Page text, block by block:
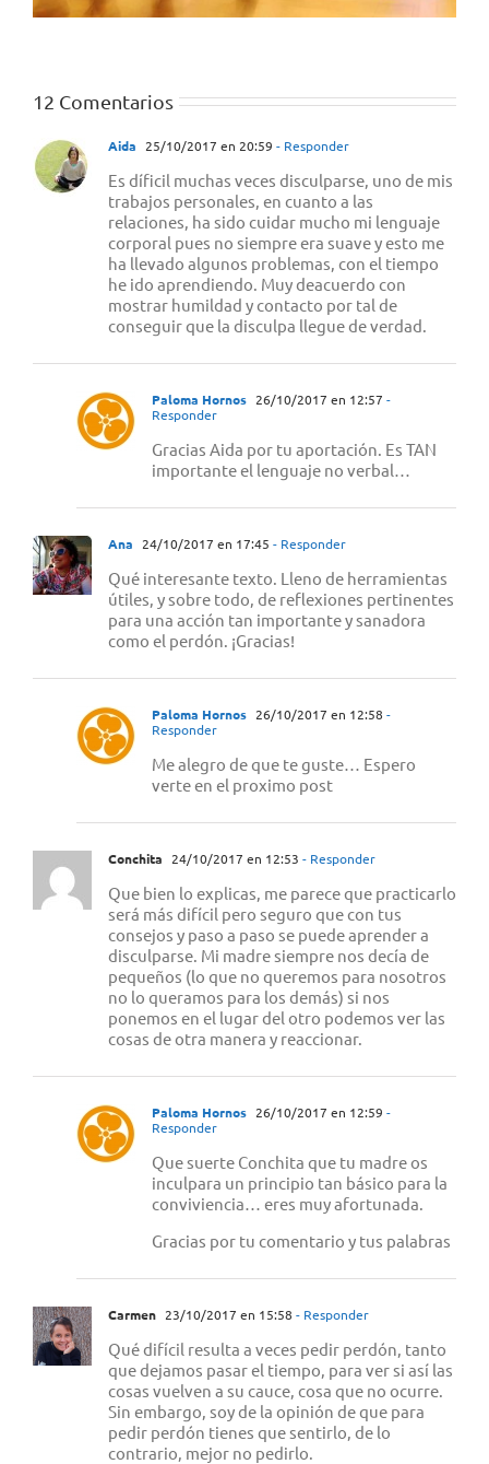
12 Comentarios
Aida 25/10/2017 en 20:59 - Responder
Es díficil muchas veces disculparse, uno de mis
trabajos personales, en cuanto a las
relaciones, ha sido cuidar mucho mi lenguaje
corporal pues no siempre era suave y esto me
ha llevado algunos problemas, con el tiempo
he ido aprendiendo. Muy deacuerdo con
mostrar humildad y contacto por tal de
conseguir que la disculpa llegue de verdad.
Paloma Hornos 26/10/2017 en 12:57 -
Responder
Gracias Aida por tu aportación. Es TAN
importante el lenguaje no verbal…
Ana 24/10/2017 en 17:45 - Responder
Qué interesante texto. Lleno de herramientas
útiles, y sobre todo, de reflexiones pertinentes
para una acción tan importante y sanadora
como el perdón. ¡Gracias!
Paloma Hornos 26/10/2017 en 12:58 -
Responder
Me alegro de que te guste… Espero
verte en el proximo post
Conchita 24/10/2017 en 12:53 - Responder
Que bien lo explicas, me parece que practicarlo
será más difícil pero seguro que con tus
consejos y paso a paso se puede aprender a
disculparse. Mi madre siempre nos decía de
pequeños (lo que no queremos para nosotros
no lo queramos para los demás) si nos
ponemos en el lugar del otro podemos ver las
cosas de otra manera y reaccionar.
Paloma Hornos 26/10/2017 en 12:59 -
Responder
Que suerte Conchita que tu madre os
inculpara un principio tan básico para la
conviviencia… eres muy afortunada.
Gracias por tu comentario y tus palabras
Carmen 23/10/2017 en 15:58 - Responder
Qué difícil resulta a veces pedir perdón, tanto
que dejamos pasar el tiempo, para ver si así las
cosas vuelven a su cauce, cosa que no ocurre.
Sin embargo, soy de la opinión de que para
pedir perdón tienes que sentirlo, de lo
contrario, mejor no pedirlo.